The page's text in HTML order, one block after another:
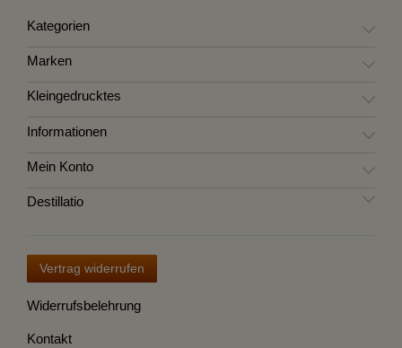
Kategorien
Marken
Kleingedrucktes
Informationen
Mein Konto
Destillatio
Vertrag widerrufen
Widerrufsbelehrung
Kontakt